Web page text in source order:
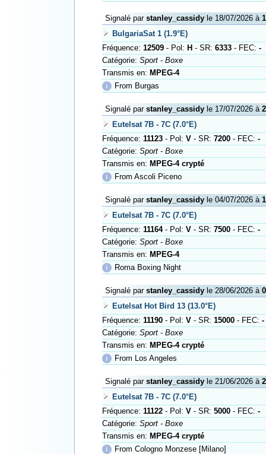
Signalé par stanley_cassidyle 18/07/2026 à
BulgariaSat 1 (1.9°E)
Fréquence: 12509- Pol: H - SR: 6333- FEC: -
Catégorie: Sport - Boxe
Transmis en: MPEG-4
ℹ
From Burgas
Signalé par stanley_cassidyle 17/07/2026 à
Eutelsat 7B - 7C (7.0°E)
Fréquence: 11123- Pol: V- SR: 7200- FEC: -
Catégorie: Sport - Boxe
Transmis en: MPEG-4 crypté
ℹ
From Ascoli Piceno
Signalé par stanley_cassidyle 04/07/2026 à
Eutelsat 7B - 7C (7.0°E)
Fréquence: 11164- Pol: V- SR: 7500- FEC: -
Catégorie: Sport - Boxe
Transmis en: MPEG-4
ℹ
Roma Boxing Night
Signalé par stanley_cassidyle 28/06/2026 à
Eutelsat Hot Bird 13 (13.0°E)
Fréquence: 11190- Pol: V- SR: 15000- FEC: -
Catégorie: Sport - Boxe
Transmis en: MPEG-4 crypté
ℹ
From Los Angeles
Signalé par stanley_cassidyle 21/06/2026 à
Eutelsat 7B - 7C (7.0°E)
Fréquence: 11122- Pol: V- SR: 5000- FEC: -
Catégorie: Sport - Boxe
Transmis en: MPEG-4 crypté
ℹ
From Cologno Monzese [Milano]